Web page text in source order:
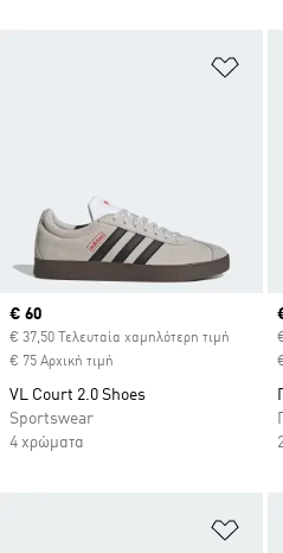
Current price
€ 60
€ 37,50 Τελευταία χαμηλότερη τιμή
€ 75 Αρχική τιμή
VL Court 2.0 Shoes
Sportswear
4 χρώματα